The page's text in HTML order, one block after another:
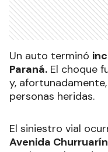
Un auto terminó
Paraná. El choque
y,
personas heridas.
El siniestro vial
Avenida